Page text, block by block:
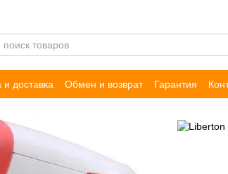
доставка Обмен и возврат Гарантия
соглашение
Договор публичной оферты